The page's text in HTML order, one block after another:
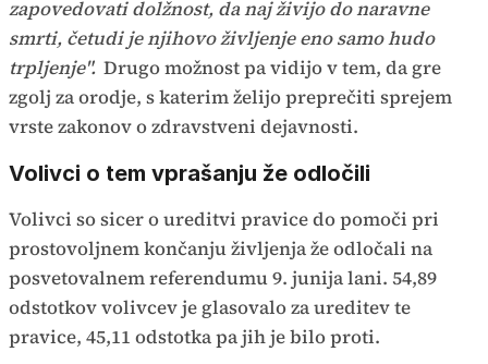
zapovedovati dolžnost, da naj živijo do naravne
smrti, četudi je njihovo življenje eno samo hudo
trpljenje". Drugo možnost pa vidijo v tem, da gre
zgolj za orodje, s katerim želijo preprečiti sprejem
vrste zakonov o zdravstveni dejavnosti.
Volivci o tem vprašanju že odločili
Volivci so sicer o ureditvi pravice do pomoči pri
prostovoljnem končanju življenja že odločali na
posvetovalnem referendumu 9. junija lani. 54,89
odstotkov volivcev je glasovalo za ureditev te
pravice, 45,11 odstotka pa jih je bilo proti.